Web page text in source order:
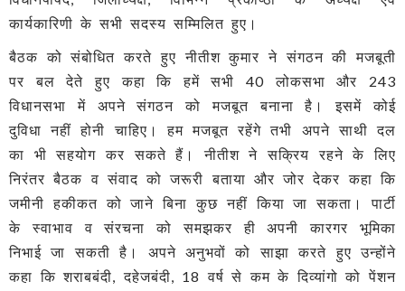
कार्यकारिणी के सभी सदस्य सम्मिलित हुए।
बैठक को संबोधित करते हुए नीतीश कुमार ने संगठन की मजबूती
पर बल देते हुए कहा कि हमें सभी 40 लोकसभा और 243
विधानसभा में अपने संगठन को मजबूत बनाना है। इसमें कोई
दुविधा नहीं होनी चाहिए। हम मजबूत रहेंगे तभी अपने साथी दल
का भी सहयोग कर सकते हैं। नीतीश ने सक्रिय रहने के लिए
निरंतर बैठक व संवाद को जरूरी बताया और जोर देकर कहा कि
जमीनी हकीकत को जाने बिना कुछ नहीं किया जा सकता। पार्टी
के स्वाभाव व संरचना को समझकर ही अपनी कारगर भूमिका
निभाई जा सकती है। अपने अनुभवों को साझा करते हुए उन्होंने
कहा कि शराबबंदी, दहेजबंदी, 18 वर्ष से कम के दिव्यांगो को पेंशन